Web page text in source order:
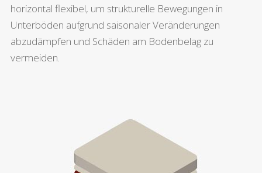
horizontal flexibel, um strukturelle Bewegungen in
Unterböden aufgrund saisonaler Veränderungen
abzudämpfen und Schäden am Bodenbelag zu
vermeiden.